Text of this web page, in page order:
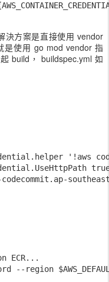
決方案是直接使用 vendor
是使用 go mod vendor 指
build， buildspec.yml 如
'!aws
ECR...
--region